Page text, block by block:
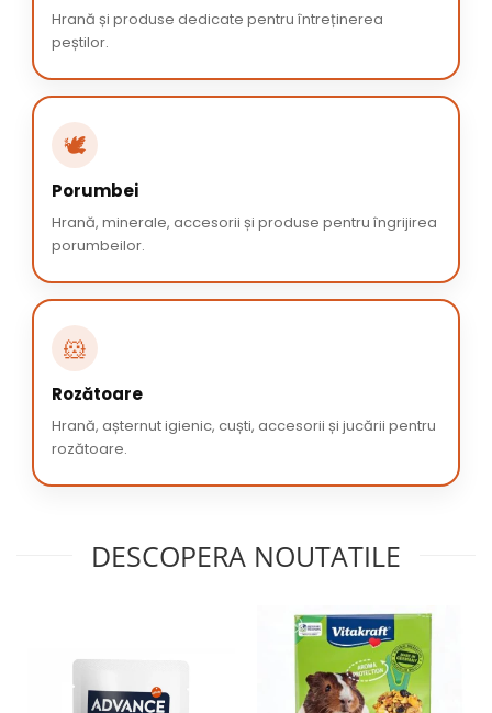
Hrană și produse dedicate pentru întreținerea
peștilor.
🕊️
Porumbei
Hrană, minerale, accesorii și produse pentru îngrijirea
porumbeilor.
🐹
Rozătoare
Hrană, așternut igienic, cuști, accesorii și jucării pentru
rozătoare.
DESCOPERA NOUTATILE